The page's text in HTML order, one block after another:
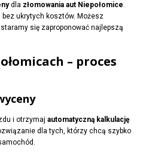
dla złomowania aut Niepołomice.
ukrytych kosztów. Możesz
się zaproponować najlepszą
– proces
i otrzymaj automatyczną kalkulację
dla tych, którzy chcą szybko